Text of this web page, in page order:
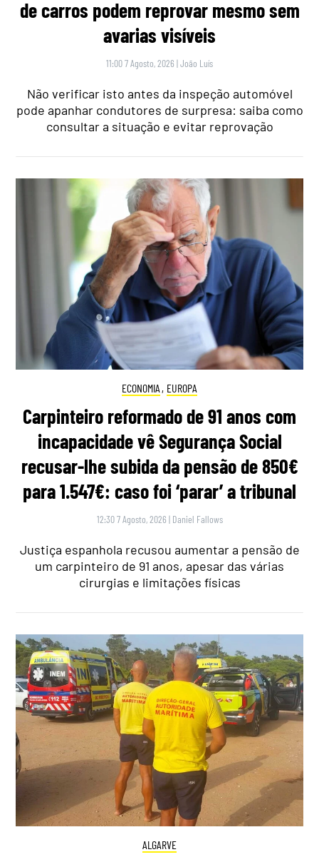
de carros podem reprovar mesmo sem
avarias visíveis
11:00 7 Agosto, 2026 |João Luís
Não verificar isto antes da inspeção automóvel
pode apanhar condutores de surpresa: saiba como
consultar a situação e evitar reprovação
ECONOMIA , EUROPA
Carpinteiro reformado de 91 anos com
incapacidade vê Segurança Social
recusar-lhe subida da pensão de 850€
para 1.547€: caso foi ‘parar’ a tribunal
12:30 7 Agosto, 2026 | Daniel Fallows
Justiça espanhola recusou aumentar a pensão de
um carpinteiro de 91 anos, apesar das várias
cirurgias e limitações físicas
ALGARVE